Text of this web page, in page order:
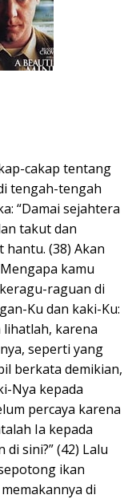
cakap tentang
tengah-tengah
“Damai sejahtera
takut dan
hantu. (38) Akan
kamu
raguan di
Ku dan kaki-Ku:
lihatlah, karena
seperti yang
berkata demikian,
Nya kepada
percaya karena
Ia kepada
di sini?” (42) Lalu
ikan
di